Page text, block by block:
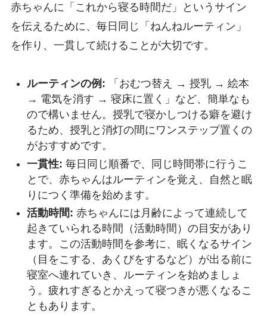
赤ちゃんに「これから寝る時間だ」というサイン
を伝えるために、毎日同じ「ねんねルーティン」
を作り、一貫して続けることが大切です。
ルーティンの例: 「おむつ替え → 授乳 → 絵本
→ 電気を消す → 寝床に置く」など、簡単なも
ので構いません。授乳で寝かしつける癖を避け
るため、授乳と消灯の間にワンステップ置くの
がおすすめです。
一貫性: 毎日同じ順番で、同じ時間帯に行うこ
とで、赤ちゃんはルーティンを覚え、自然と眠
りにつく準備を始めます。
活動時間: 赤ちゃんには月齢によって連続して
起きていられる時間（活動時間）の目安があり
ます。この活動時間を参考に、眠くなるサイン
（目をこする、あくびをするなど）が出る前に
寝室へ連れていき、ルーティンを始めましょ
う。疲れすぎるとかえって寝つきが悪くなるこ
ともあります。